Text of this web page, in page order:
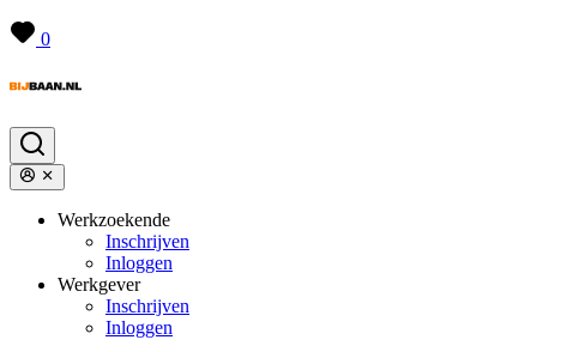
0
Werkzoekende
Inschrijven
Inloggen
Werkgever
Inschrijven
Inloggen